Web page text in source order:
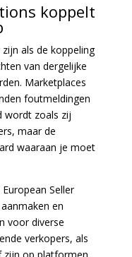
koppelt
als de koppeling
van dergelijke
Marketplaces
foutmeldingen
wordt zoals zij
maar de
waaraan je moet
Seller
en
voor diverse
verkopers, als